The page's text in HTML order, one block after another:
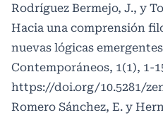
Rodríguez Bermejo, J., y
Hacia una comprensión
nuevas lógicas
Contemporáneos, 1(1), 1-
https://doi.org/10.5281/
Romero Sánchez, E. y